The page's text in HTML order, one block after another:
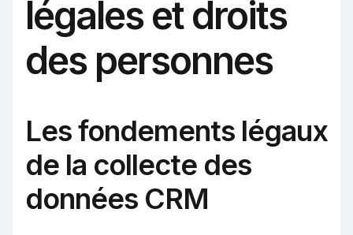
légales et droits
des personnes
Les fondements légaux
de la collecte des
données CRM